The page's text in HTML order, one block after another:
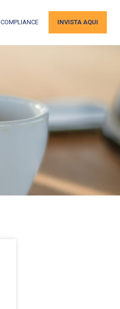
COMPLIANCE INVISTA AQUI